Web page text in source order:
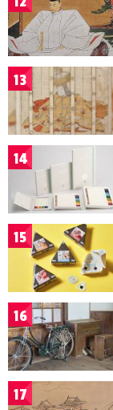
13
14
15
16
17